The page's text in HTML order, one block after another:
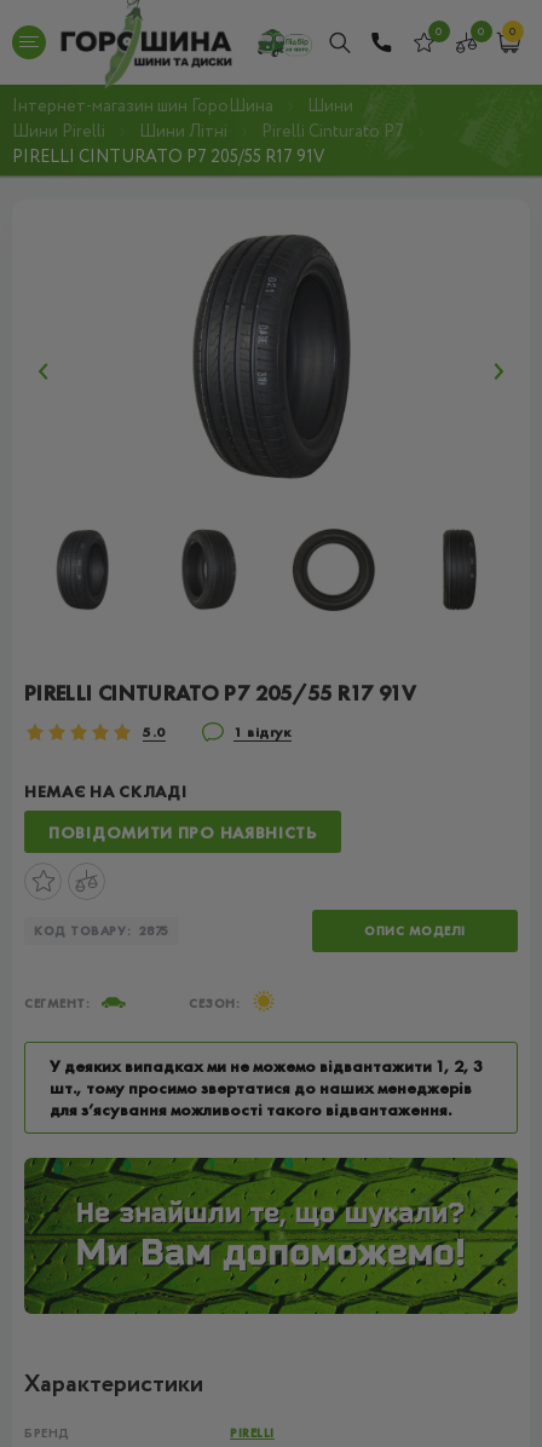
0 0 0
Інтернет-магазин шин ГороШина
Шини
Шини Pirelli
Шини Літні
Pirelli Cinturato P7
PIRELLI CINTURATO P7 205/55 R17 91V
PIRELLI CINTURATO P7 205/55 R17 91V
5.0 1 відгук
НЕМАЄ НА СКЛАДІ
ПОВІДОМИТИ ПРО НАЯВНІСТЬ
КОД ТОВАРУ: 2875 ОПИС МОДЕЛІ
СЕГМЕНТ: СЕЗОН:
У деяких випадках ми не можемо відвантажити 1, 2, 3
шт., тому просимо звертатися до наших менеджерів
для з’ясування можливості такого відвантаження.
Характеристики
БРЕНД PIRELLI